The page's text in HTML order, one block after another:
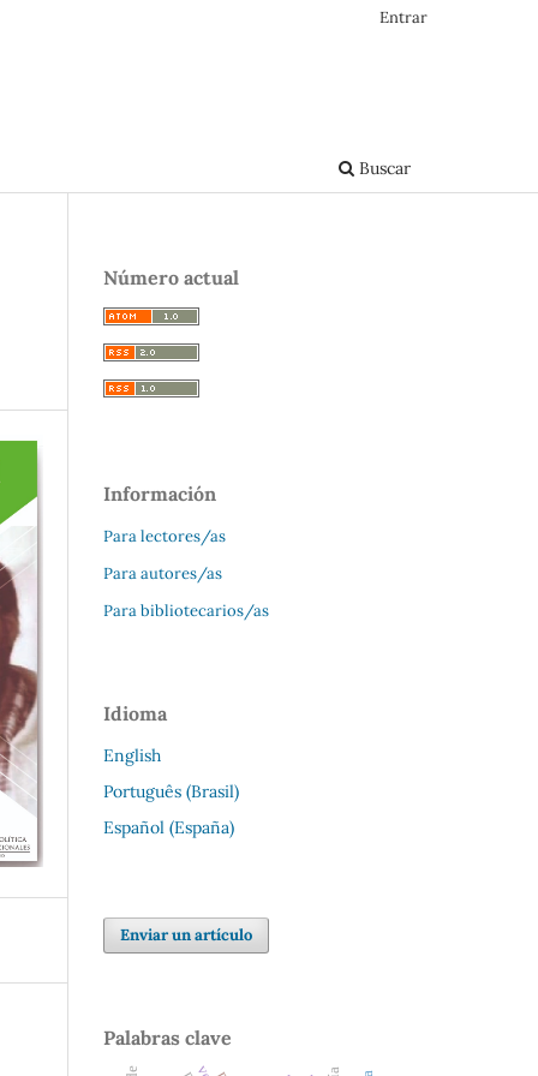
Buscar
Entrar
Número actual
Información
Para lectores/as
Para autores/as
Para bibliotecarios/as
Idioma
English
Português (Brasil)
Español (España)
Enviar un artículo
Palabras clave